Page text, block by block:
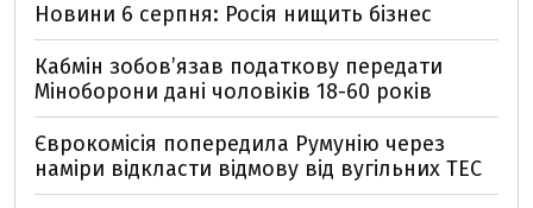
Новини 6 серпня: Росія нищить бізнес
Кабмін зобовʼязав податкову передати
Міноборони дані чоловіків 18-60 років
Єврокомісія попередила Румунію через
наміри відкласти відмову від вугільних ТЕС